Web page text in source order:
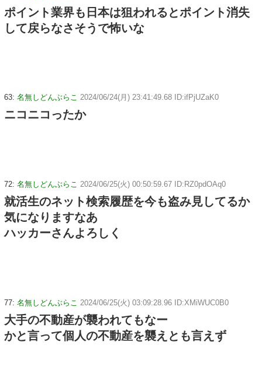
ポイント業界も日本は狙われるとポイント消失
して戻らなさそうで怖いな
63: 名無しどんぶらこ 2024/06/24(月) 23:41:49.68 ID:ifPjUZaK0
ニコニコったか
72: 名無しどんぶらこ 2024/06/25(火) 00:50:59.67 ID:RZ0pdOAq0
就活生のネット検索履歴を今も盗み見してるか
気になりますなあ
ハッカーさんよろしく
77: 名無しどんぶらこ 2024/06/25(火) 03:09:28.96 ID:XMiWUC0B0
大手の不動産が襲われてもなー
かと言って個人の不動産を襲えとも言えず